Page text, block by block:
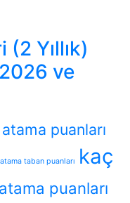
Yıllık)
ve
puanları
taban puanları
kaç
puanları